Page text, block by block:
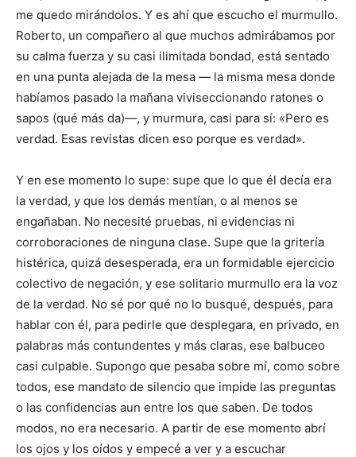
me quedo mirándolos. Y es ahí que escucho el murmullo.
Roberto, un compañero al que muchos admirábamos por
su calma fuerza y su casi ilimitada bondad, está sentado
en una punta alejada de la mesa — la misma mesa donde
habíamos pasado la mañana viviseccionando ratones o
sapos (qué más da)—, y murmura, casi para sí: «Pero es
verdad. Esas revistas dicen eso porque es verdad».
Y en ese momento lo supe: supe que lo que él decía era
la verdad, y que los demás mentían, o al menos se
engañaban. No necesité pruebas, ni evidencias ni
corroboraciones de ninguna clase. Supe que la gritería
histérica, quizá desesperada, era un formidable ejercicio
colectivo de negación, y ese solitario murmullo era la voz
de la verdad. No sé por qué no lo busqué, después, para
hablar con él, para pedirle que desplegara, en privado, en
palabras más contundentes y más claras, ese balbuceo
casi culpable. Supongo que pesaba sobre mí, como sobre
todos, ese mandato de silencio que impide las preguntas
o las confidencias aun entre los que saben. De todos
modos, no era necesario. A partir de ese momento abrí
los ojos y los oídos y empecé a ver y a escuchar